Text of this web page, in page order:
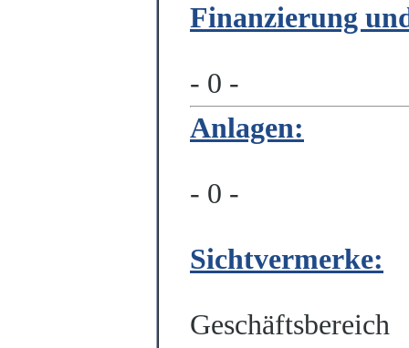
Finanzierung
- 0 -
Anlagen:
- 0 -
Sichtvermerke:
Geschäftsbereich